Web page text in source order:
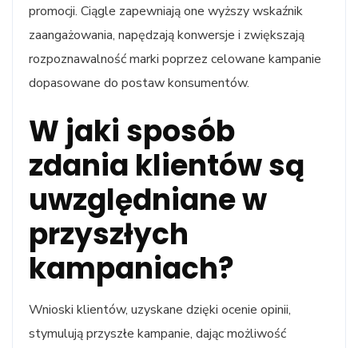
promocji. Ciągle zapewniają one wyższy wskaźnik
zaangażowania, napędzają konwersje i zwiększają
rozpoznawalność marki poprzez celowane kampanie
dopasowane do postaw konsumentów.
W jaki sposób
zdania klientów są
uwzględniane w
przyszłych
kampaniach?
Wnioski klientów, uzyskane dzięki ocenie opinii,
stymulują przyszłe kampanie, dając możliwość